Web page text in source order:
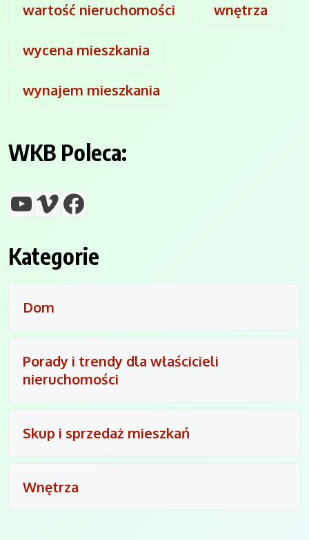
wartość nieruchomości wnętrza
wycena mieszkania
wynajem mieszkania
WKB Poleca:
YouTube
VimeoFacebook
Kategorie
Dom
Porady i trendy dla właścicieli
nieruchomości
Skup i sprzedaż mieszkań
Wnętrza